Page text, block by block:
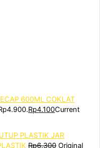
600ML COKLAT
Rp4.100Current
JAR
Rp6.300 Original